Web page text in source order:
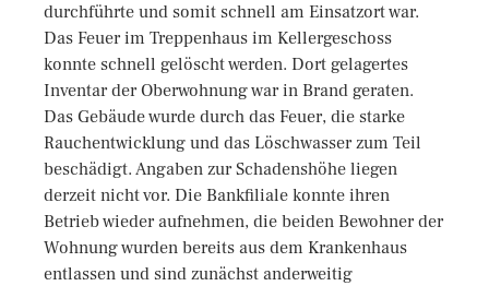
durchführte und somit schnell am Einsatzort war.
Das Feuer im Treppenhaus im Kellergeschoss
konnte schnell gelöscht werden. Dort gelagertes
Inventar der Oberwohnung war in Brand geraten.
Das Gebäude wurde durch das Feuer, die starke
Rauchentwicklung und das Löschwasser zum Teil
beschädigt. Angaben zur Schadenshöhe liegen
derzeit nicht vor. Die Bankfiliale konnte ihren
Betrieb wieder aufnehmen, die beiden Bewohner der
Wohnung wurden bereits aus dem Krankenhaus
entlassen und sind zunächst anderweitig